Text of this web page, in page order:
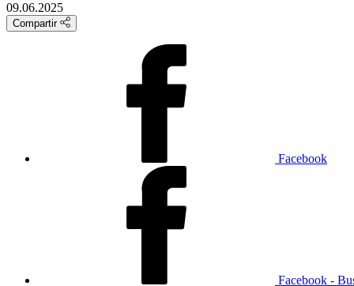
09.06.2025
Compartir
Facebook
Facebook -